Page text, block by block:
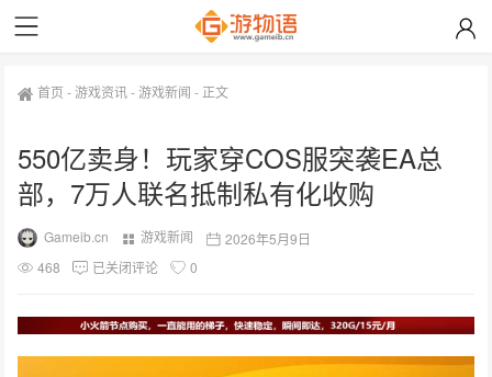
首页 -游戏资讯-游戏新闻 - 正文
550亿卖身！玩家穿COS服突袭EA总
部，7万人联名抵制私有化收购
Gameib.cn 游戏新闻
2026年5月9日
468
已关闭评论 0